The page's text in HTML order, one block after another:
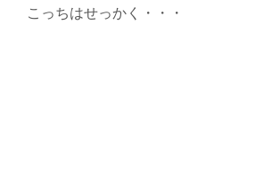
こっちはせっかく・・・